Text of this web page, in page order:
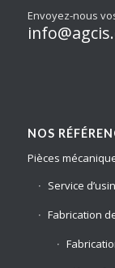
Envoyez-nous
NOS
Pièces
Service
Fabrication